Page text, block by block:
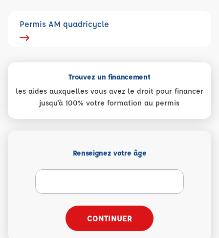
Permis AM quadricycle
Trouvez un financement
les aides auxquelles vous avez le droit pour financer
jusqu'à 100% votre formation au permis
Renseignez votre âge
CONTINUER